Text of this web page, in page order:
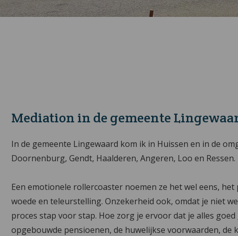
Mediation in de gemeente
In de gemeente Lingewaard kom ik in Huissen en in de
Doornenburg, Gendt, Haalderen, Angeren, Loo en Ressen.
Een emotionele rollercoaster noemen ze het wel eens,
woede en teleurstelling. Onzekerheid ook, omdat je niet
proces stap voor stap. Hoe zorg je ervoor dat je alles
opgebouwde pensioenen, de huwelijkse voorwaarden, de